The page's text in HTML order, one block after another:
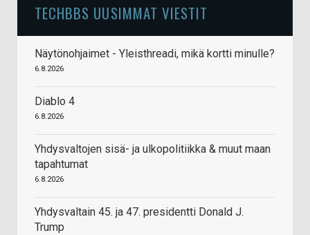
TECHBBS UUSIMMAT VIESTIT
Näytönohjaimet - Yleisthreadi, mikä kortti minulle?
6.8.2026
Diablo 4
6.8.2026
Yhdysvaltojen sisä- ja ulkopolitiikka & muut maan
tapahtumat
6.8.2026
Yhdysvaltain 45. ja 47. presidentti Donald J.
Trump